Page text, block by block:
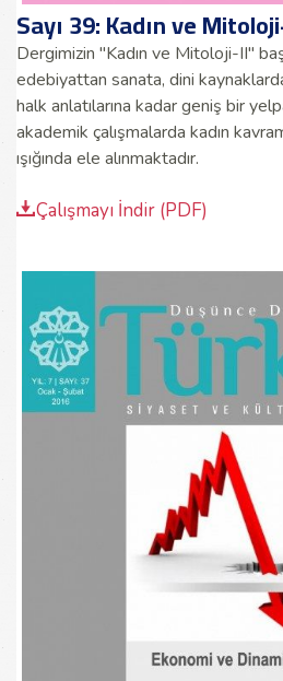
Sayı 39: Kadın ve
Dergimizin "Kadın ve Mitoloji-II"
edebiyattan sanata, dini
halk anlatılarına kadar geniş bir
akademik çalışmalarda kadın
ışığında ele alınmaktadır.
Çalışmayı İndir (PDF)